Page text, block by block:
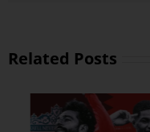
Related Posts